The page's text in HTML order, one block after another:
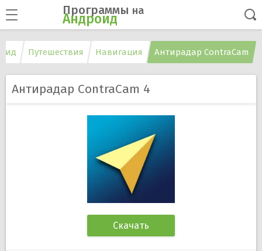
Программы на
Андроид
Путешествия Навигация Антирадар ContraCam
Антирадар ContraCam 4
Скачать